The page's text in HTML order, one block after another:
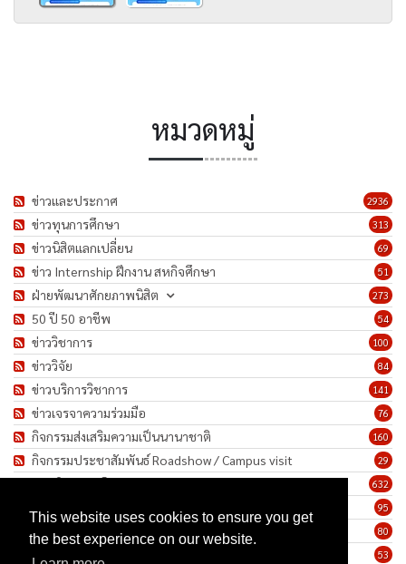
This website uses cookies to ensure you get
the best experience on our website.
หมวดหมู่
2936
ข่าวและประกาศ
313
ข่าวทุนการศึกษา
69
ข่าวนิสิตแลกเปลี่ยน
51
ข่าว Internship ฝึกงาน สหกิจศึกษา
273
ฝ่ายพัฒนาศักยภาพนิสิต
54
50 ปี 50 อาชีพ
100
ข่าววิชาการ
84
ข่าววิจัย
141
ข่าวบริการวิชาการ
76
ข่าวเจรจาความร่วมมือ
160
กิจกรรมส่งเสริมความเป็นนานาชาติ
29
กิจกรรมประชาสัมพันธ์ Roadshow / Campus visit
632
ภาพกิจกรรม/โครงการ
95
80
ทำนุบำรุงศิลปวัฒนธรรม
53
ข่าวประกาศรับสมัครงาน